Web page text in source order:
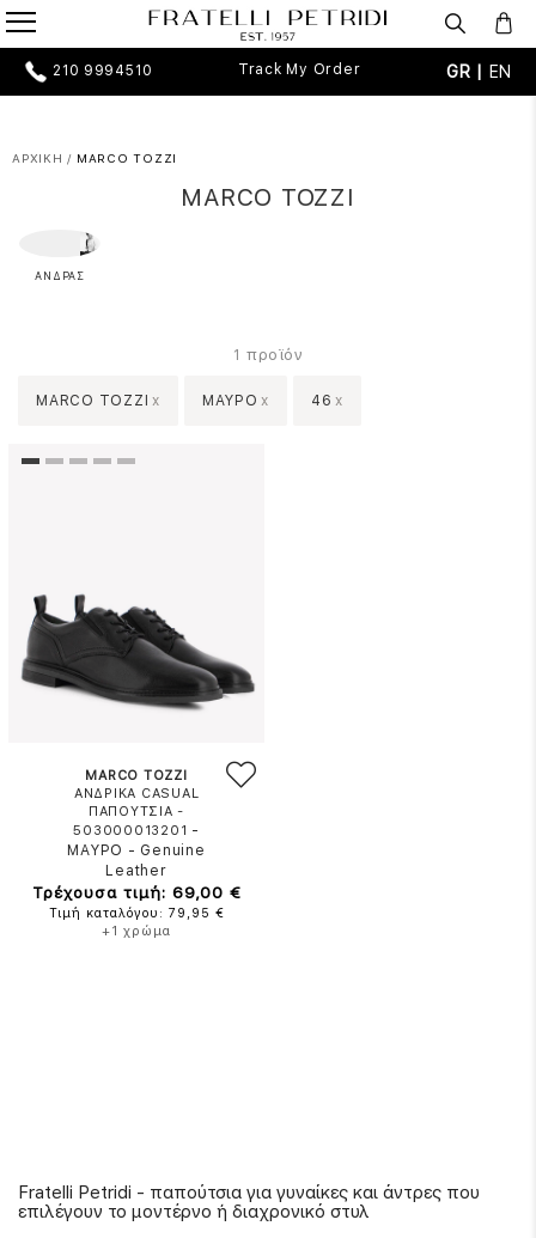
210 9994510 Track My Order GR | EN
ΑΡΧΙΚΗ / MARCO TOZZI
MARCO TOZZI
ΑΝΔΡΑΣ
1 προϊόν
MARCO TOZZI x ΜΑΥΡΟ x 46 x
MARCO TOZZI
ΑΝΔΡΙΚΑ CASUAL
ΠΑΠΟΥΤΣΙΑ -
503000013201 -
ΜΑΥΡΟ - Genuine
Leather
Τρέχουσα τιμή: 69,00 €
Τιμή καταλόγου: 79,95 €
+1 χρώμα
Fratelli Petridi - παπούτσια για γυναίκες και άντρες που
επιλέγουν το μοντέρνο ή διαχρονικό στυλ